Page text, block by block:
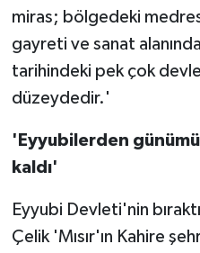
miras; bölgedeki
gayreti ve sanat
tarihindeki pek çok
düzeydedir.'
'Eyyubilerden
kaldı'
Eyyubi Devleti'nin
Çelik 'Mısır'ın Kahire